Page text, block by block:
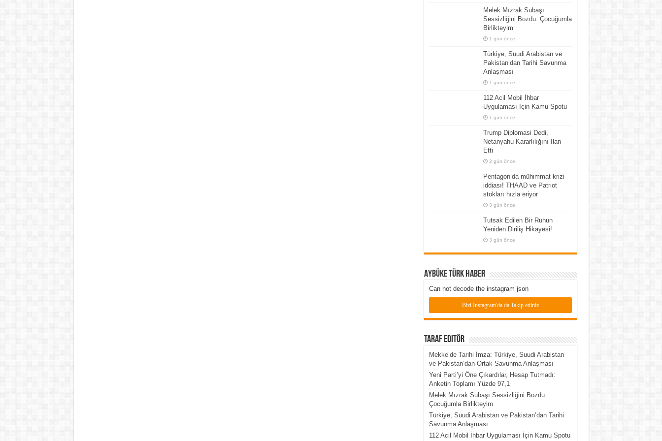
Melek Mızrak Subaşı
Sessizliğini Bozdu: Çocuğumla
Birlikteyim
1 gün önce
Türkiye, Suudi Arabistan ve
Pakistan’dan Tarihi Savunma
Anlaşması
1 gün önce
112 Acil Mobil İhbar
Uygulaması İçin Kamu Spotu
1 gün önce
Trump Diplomasi Dedi,
Netanyahu Kararlılığını İlan
Etti
2 gün önce
Pentagon’da mühimmat krizi
iddiası! THAAD ve Patriot
stokları hızla eriyor
3 gün önce
Tutsak Edilen Bir Ruhun
Yeniden Diriliş Hikayesi!
3 gün önce
Aybüke Türk Haber
Can not decode the instagram json
Bizi İnstagram'da da Takip ediniz
Taraf Editör
Mekke’de Tarihi İmza: Türkiye, Suudi Arabistan
ve Pakistan’dan Ortak Savunma Anlaşması
Yeni Parti’yi Öne Çıkardılar, Hesap Tutmadı:
Anketin Toplamı Yüzde 97,1
Melek Mızrak Subaşı Sessizliğini Bozdu:
Çocuğumla Birlikteyim
Türkiye, Suudi Arabistan ve Pakistan’dan Tarihi
Savunma Anlaşması
112 Acil Mobil İhbar Uygulaması İçin Kamu Spotu